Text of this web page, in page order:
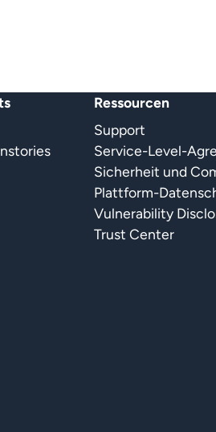
Ressourcen
Support
Service-Level-
Sicherheit und
Plattform-
Vulnerability
Trust Center